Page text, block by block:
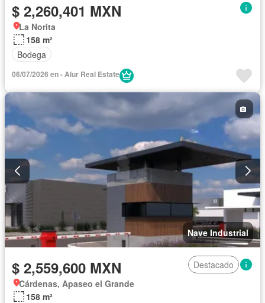
$ 2,260,401 MXN
La Norita
158 m²
Bodega
06/07/2026 en - Alur Real Estate
Nave Industrial
$ 2,559,600 MXN
Destacado
Cárdenas, Apaseo el Grande
158 m²